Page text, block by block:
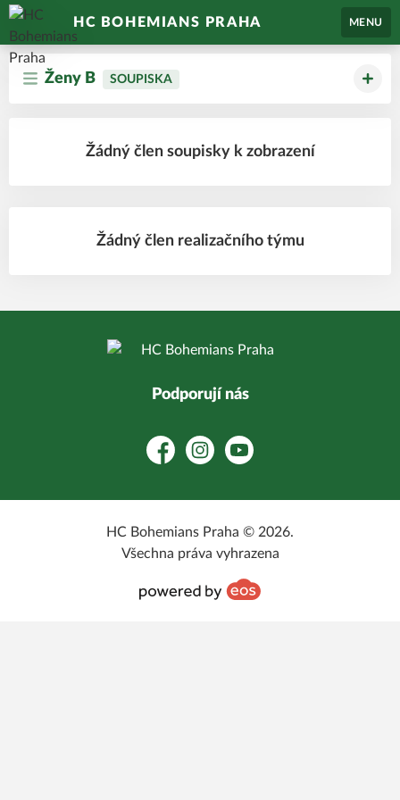
HC BOHEMIANS PRAHA MENU
Ženy B SOUPISKA
Žádný člen realizačního týmu
Žádný člen soupisky k zobrazení
Podporují nás
FacebookInstagramYouTube
HC Bohemians Praha © 2026.
Všechna práva vyhrazena